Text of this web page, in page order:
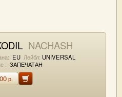
NACHASH
EU Лейбл: UNIVERSAL
: ЗАПЕЧАТАН
р.